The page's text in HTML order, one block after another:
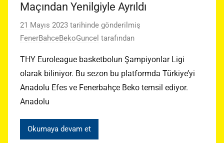
Maçından Yenilgiyle Ayrıldı
21 Mayıs 2023 tarihinde gönderilmiş
FenerBahceBekoGuncel tarafından
THY Euroleague basketbolun Şampiyonlar Ligi
olarak biliniyor. Bu sezon bu platformda Türkiye’yi
Anadolu Efes ve Fenerbahçe Beko temsil ediyor.
Anadolu
Okumaya devam et